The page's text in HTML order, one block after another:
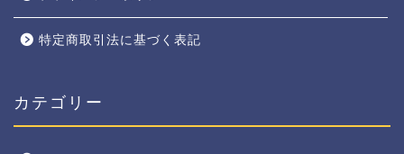
特定商取引法に基づく表記
カテゴリー